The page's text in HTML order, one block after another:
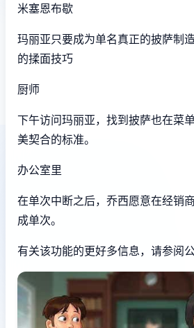
米塞恩布歇
玛丽亚只要成为单名真正的披萨制
的揉面技巧
厨师
下午访问玛丽亚，找到披萨也在菜
美契合的标准。
办公室里
在单次中断之后，乔西愿意在经销
成单次。
有关该功能的更好多信息，请参阅公